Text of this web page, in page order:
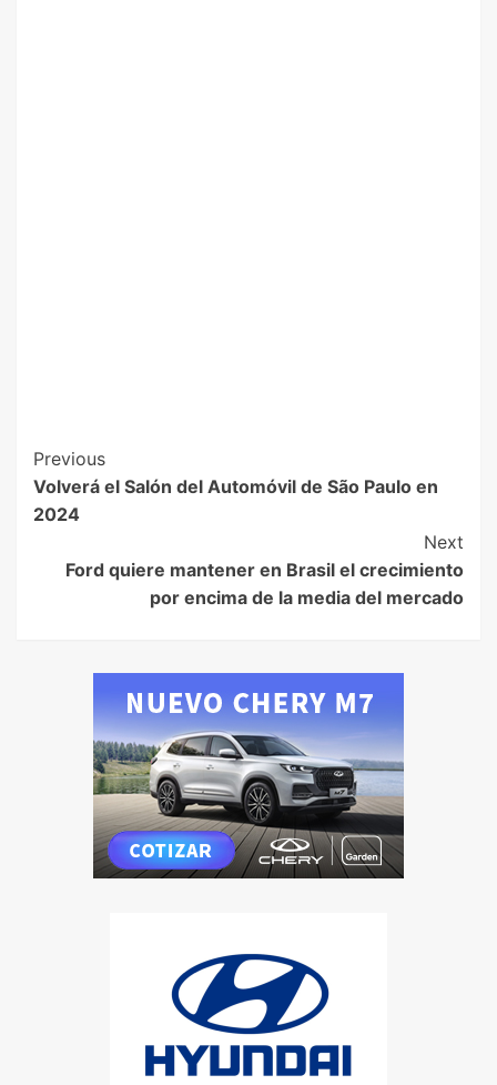
Previous
Volverá el Salón del Automóvil de São Paulo en
2024
Next
Ford quiere mantener en Brasil el crecimiento
por encima de la media del mercado